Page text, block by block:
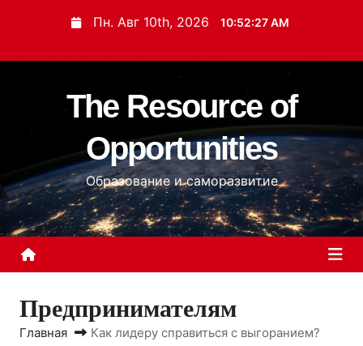
и
с
о
д
Пн. Авг 10th, 2026 10:52:28 AM
The Resource of
Opportunities
Образование и саморазвитие
Предпринимателям
Главная Как лидеру справиться с выгоранием?